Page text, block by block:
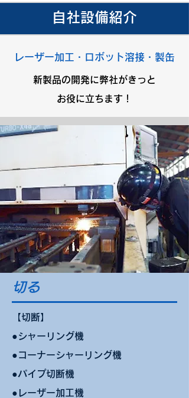
自社設備紹介
レーザー加工・ロボット溶接・製缶
新製品の開発に弊社がきっと
お役に立ちます！
切る
​【切断】
●シャーリング機
●コーナーシャーリング機​
●パイプ切断機
●レーザー加工機